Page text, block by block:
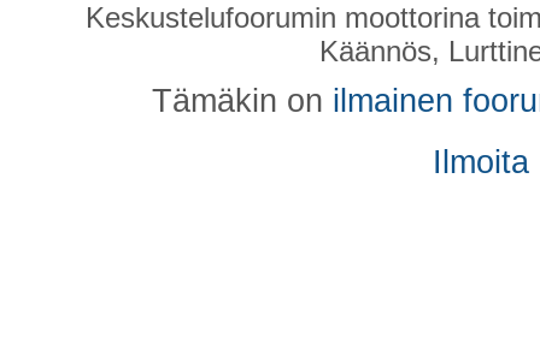
Keskustelufoorumin moottorina
Käännös,
Tämäkin on ilmainen